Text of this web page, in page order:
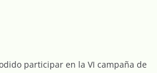
participar en la VI campaña de